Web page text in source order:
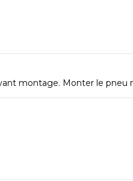
montage. Monter le pneu